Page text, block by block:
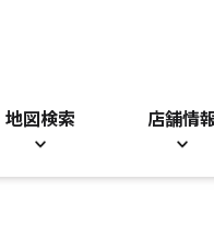
地図検索 店舗情